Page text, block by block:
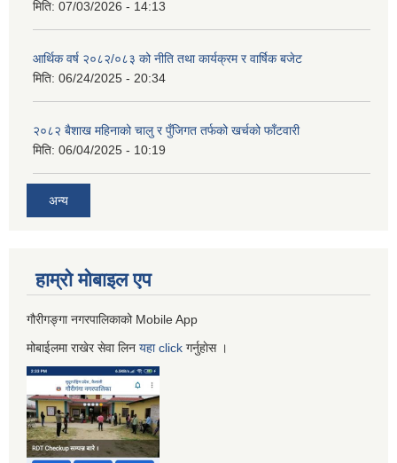
मिति: 07/03/2026 - 14:13
आर्थिक वर्ष २०८२/०८३ को नीति तथा कार्यक्रम र वार्षिक बजेट
मिति: 06/24/2025 - 20:34
२०८२ बैशाख महिनाको चालु र पुँजिगत तर्फको खर्चको फाँटवारी
मिति: 06/04/2025 - 10:19
अन्य
हाम्रो माेबाइल एप
गौरीगङ्गा नगरपालिकाको Mobile App
मोबाईलमा राखेर सेवा लिन यहाclick गर्नुहाेस ।